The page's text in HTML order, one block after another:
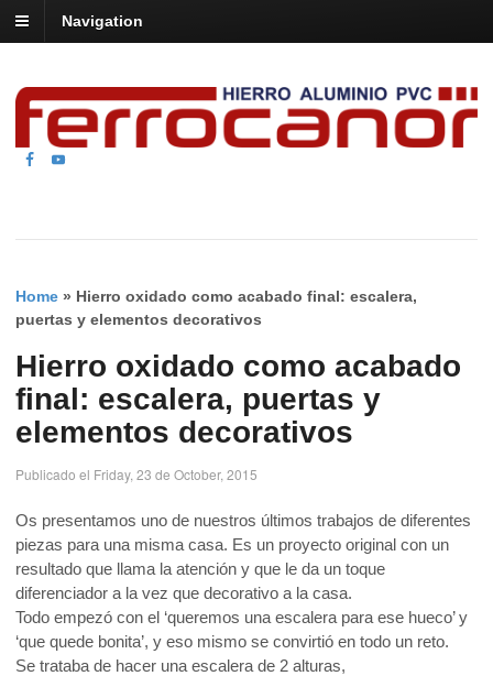
Navigation
Home » Hierro oxidado como acabado final: escalera,
puertas y elementos decorativos
Hierro oxidado como acabado
final: escalera, puertas y
elementos decorativos
Publicado el Friday, 23 de October, 2015
Os presentamos uno de nuestros últimos trabajos de diferentes
piezas para una misma casa. Es un proyecto original con un
resultado que llama la atención y que le da un toque
diferenciador a la vez que decorativo a la casa.
Todo empezó con el ‘queremos una escalera para ese hueco’ y
‘que quede bonita’, y eso mismo se convirtió en todo un reto.
Se trataba de hacer una escalera de 2 alturas,